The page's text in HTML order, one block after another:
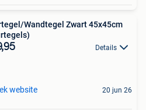
Wandtegel Zwart 45x45cm
Details
website 20 jun 26